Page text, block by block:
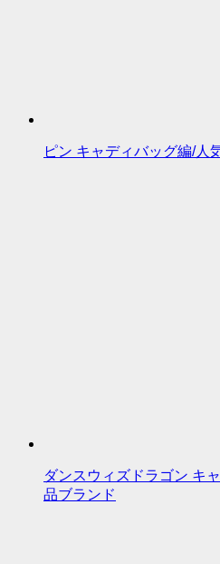
ピン キャディバッグ編/人
ダンスウィズドラゴン キ
品ブランド